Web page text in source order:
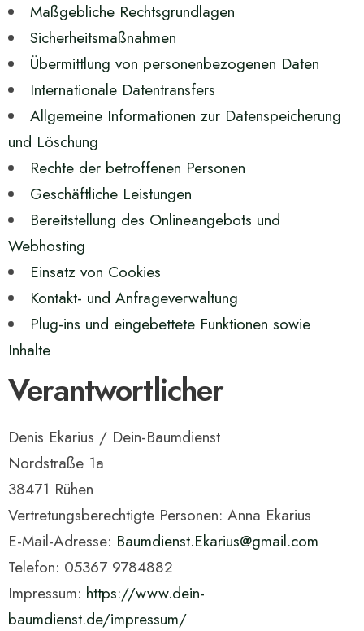
Maßgebliche Rechtsgrundlagen
Sicherheitsmaßnahmen
Übermittlung von personenbezogenen Daten
Internationale Datentransfers
Allgemeine Informationen zur Datenspeicherung
und Löschung
Rechte der betroffenen Personen
Geschäftliche Leistungen
Bereitstellung des Onlineangebots und
Webhosting
Einsatz von Cookies
Kontakt- und Anfrageverwaltung
Plug-ins und eingebettete Funktionen sowie
Inhalte
Verantwortlicher
Denis Ekarius / Dein-Baumdienst
Nordstraße 1a
38471 Rühen
Vertretungsberechtigte Personen: Anna Ekarius
E-Mail-Adresse: Baumdienst.Ekarius@gmail.com
Telefon: 05367 9784882
Impressum: https://www.dein-
baumdienst.de/impressum/